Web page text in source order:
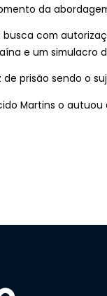
da
com
e um simulacro
prisão sendo o
Martins o